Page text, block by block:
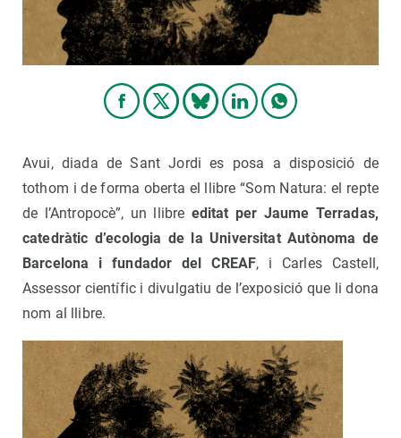
Avui, diada de Sant Jordi es posa a disposició de
tothom i de forma oberta el llibre “Som Natura: el repte
de l’Antropocè”, un llibre editat per Jaume Terradas,
catedràtic d’ecologia de la Universitat Autònoma de
Barcelona i fundador del CREAF, i Carles Castell,
Assessor científic i divulgatiu de l’exposició que li dona
nom al llibre.
NOTÍCIES I AGENDA